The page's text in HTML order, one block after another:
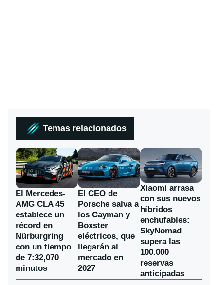
Temas relacionados
El Mercedes-
AMG CLA 45
establece un
récord en
Nürburgring
con un tiempo
de 7:32,070
minutos
El CEO de
Porsche salva a
los Cayman y
Boxster
eléctricos, que
llegarán al
mercado en
2027
Xiaomi arrasa
con sus nuevos
híbridos
enchufables:
SkyNomad
supera las
100.000
reservas
anticipadas